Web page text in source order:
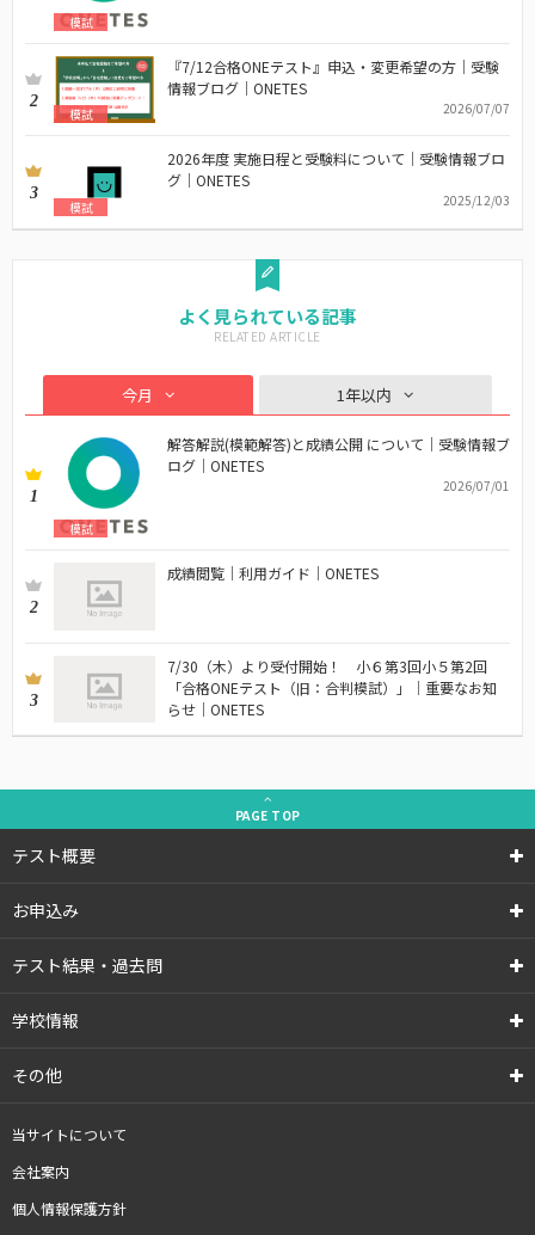
模試
2
模試
『7/12合格ONEテスト』申込・変更希望の方｜受験
情報ブログ｜ONETES
2026/07/07
3
模試
2026年度 実施日程と受験料について｜受験情報ブロ
グ｜ONETES
2025/12/03
よく見られている記事
今月 1年以内
1
模試
解答解説(模範解答)と成績公開 について｜受験情報ブ
ログ｜ONETES
2026/07/01
2
成績閲覧｜利用ガイド｜ONETES
3
7/30（木）より受付開始！ 小６第3回小５第2回
「合格ONEテスト（旧：合判模試）」｜重要なお知
らせ｜ONETES
PAGE TOP
テスト概要
お申込み
テスト結果・過去問
学校情報
その他
当サイトについて
会社案内
個人情報保護方針